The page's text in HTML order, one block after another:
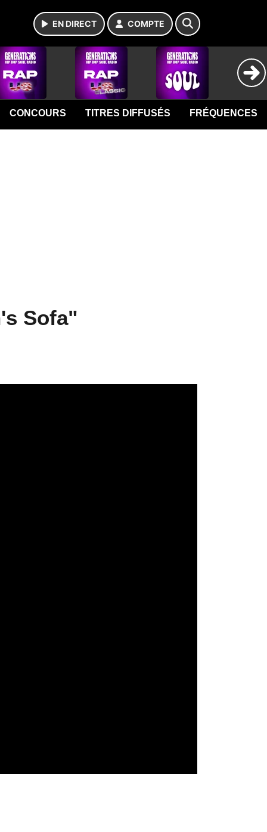
EN DIRECT COMPTE
CONCOURS TITRES DIFFUSÉS FRÉQUENCES
Sofa"